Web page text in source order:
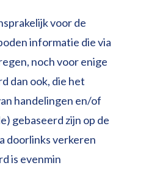
voor de
informatie die via
noch voor enige
dan ook, die het
handelingen en/of
gebaseerd zijn op de
doorlinks verkeren
is evenmin